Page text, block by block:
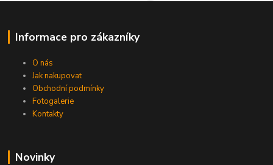
Informace pro zákazníky
O nás
Jak nakupovat
Obchodní podmínky
Fotogalerie
Kontakty
Novinky